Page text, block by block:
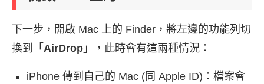
下一步，開啟 Mac 上的 Finder，將左邊的功能列切
換到「 AirDrop 」，此時會有這兩種情況：
iPhone 傳到自己的 Mac (同 Apple ID)：檔案會